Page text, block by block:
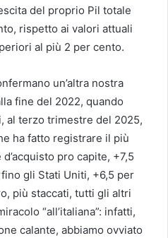
del proprio Pil totale
rispetto ai valori attuali
al più 2 per cento.
un’altra nostra
fine del 2022, quando
al terzo trimestre del 2025,
ha fatto registrare il più
pro capite, +7,5
gli Stati Uniti, +6,5 per
più staccati, tutti gli altri
“all’italiana”: infatti,
calante, abbiamo ovviato